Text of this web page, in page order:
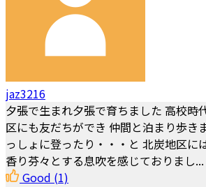
jaz3216
夕張で生まれ夕張で育ちました 高校時
区にも友だちができ 仲間と泊まり歩き
っしょに登ったり・・・と 北炭地区に
香り芬々とする息吹を感じておりまし...
Good (1)